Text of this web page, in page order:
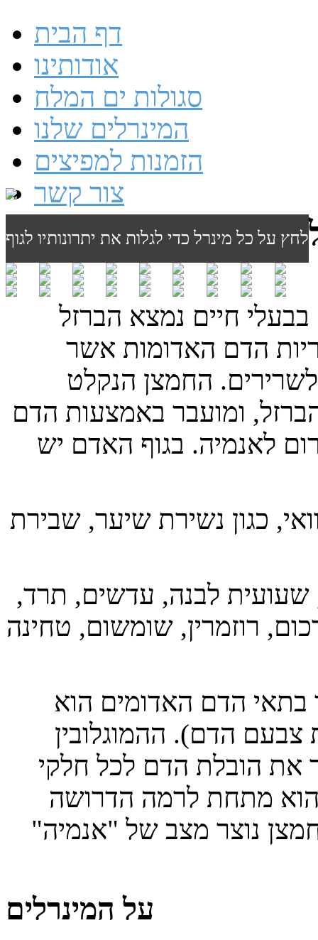
דף הבית
אודותינו
סגולות ים המלח
המינרלים שלנו
הזמנות למפיצים
צור קשר
לחץ על כל מינרל כדי לגלות את יתרונותיו לגוף
בבעלי חיים נמצא הברזל
הדם האדומות אשר
החמצן הנקלט
ומועבר באמצעות הדם
לאנמיה. בגוף האדם יש
כגון נשירת שיער, שבירת
שעועית לבנה, עדשים, תרד,
רוזמרין, שומשום, טחינה
הדם האדומים הוא
צבעם הדם). ההמוגלובין
את הובלת הדם לכל חלקי
הוא מתחת לרמה הדרושה
נוצר מצב של "אנמיה"
על המינרלים